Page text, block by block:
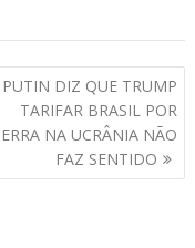
PUTIN DIZ QUE TRUMP
TARIFAR BRASIL POR
NA UCRÂNIA NÃO
FAZ SENTIDO